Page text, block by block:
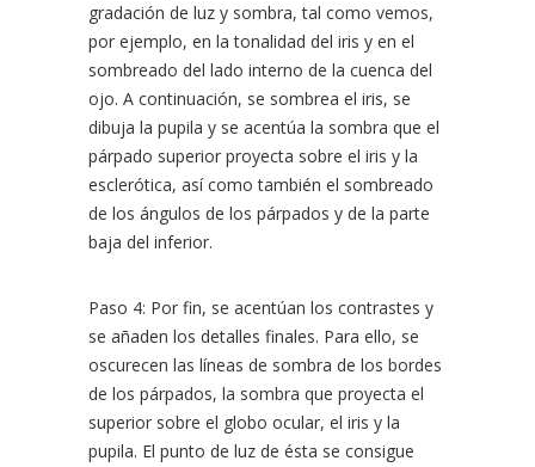
gradación de luz y sombra, tal como vemos,
por ejemplo, en la tonalidad del iris y en el
sombreado del lado interno de la cuenca del
ojo. A continuación, se sombrea el iris, se
dibuja la pupila y se acentúa la sombra que el
párpado superior proyecta sobre el iris y la
esclerótica, así como también el sombreado
de los ángulos de los párpados y de la parte
baja del inferior.
Paso 4: Por fin, se acentúan los contrastes y
se añaden los detalles finales. Para ello, se
oscurecen las líneas de sombra de los bordes
de los párpados, la sombra que proyecta el
superior sobre el globo ocular, el iris y la
pupila. El punto de luz de ésta se consigue